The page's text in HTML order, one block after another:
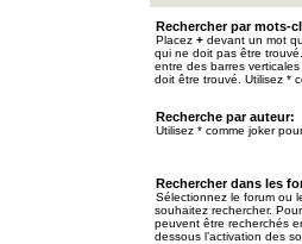
Rechercher par mots-
Placez + devant un mot
qui ne doit pas être
entre des barres
doit être trouvé. Utilisez *
Recherche par auteur:
Utilisez * comme joker
Rechercher dans les
Sélectionnez le forum ou
souhaitez rechercher.
peuvent être recherchés
dessous l’activation des